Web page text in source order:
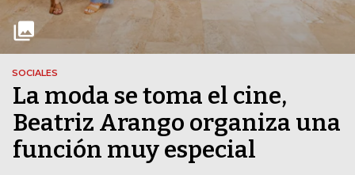
SOCIALES
La moda se toma el cine,
Beatriz Arango organiza una
función muy especial